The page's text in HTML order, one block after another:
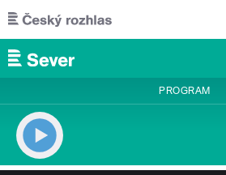
Přejít k hlavnímu obsahu
PROGRAM